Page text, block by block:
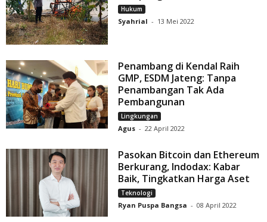
Hukum
Syahrial - 13 Mei 2022
Penambang di Kendal Raih
GMP, ESDM Jateng: Tanpa
Penambangan Tak Ada
Pembangunan
Lingkungan
Agus - 22 April 2022
Pasokan Bitcoin dan Ethereum
Berkurang, Indodax: Kabar
Baik, Tingkatkan Harga Aset
Teknologi
Ryan Puspa Bangsa - 08 April 2022